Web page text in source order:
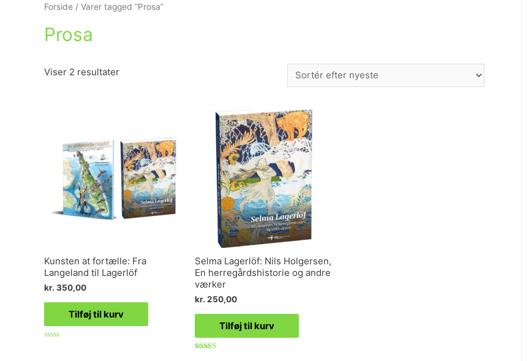
Forside / Varer tagged “Prosa”
Prosa
Viser 2 resultater
Kunsten at fortælle: Fra
Langeland til Lagerlöf
kr. 350,00
Tilføj til kurv
Selma Lagerlöf: Nils Holgersen,
En herregårdshistorie og andre
værker
kr. 250,00
Tilføj til kurv